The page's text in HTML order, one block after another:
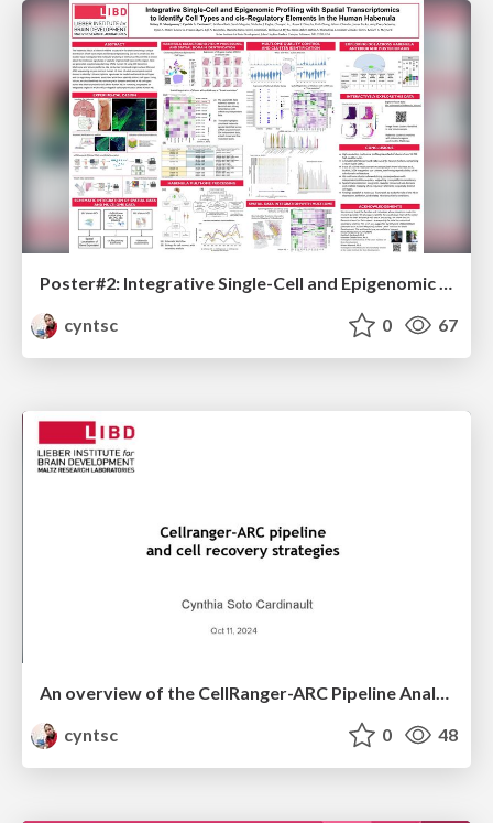
Poster#2: Integrative Single-Cell and Epigenomic Profiling with Spatial Transcriptomics to identify Cell Types and cis-Regulatory Elements in the Human Habenula
cyntsc
0 67
An overview of the CellRanger-ARC Pipeline Analysis
cyntsc
0 48